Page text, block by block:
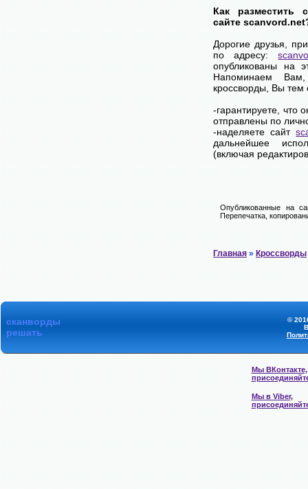
Как разместить
сайте
Дорогие друзья,
по адресу:
опубликованы на
Напоминаем
кроссворды, Вы
-гарантируете, что
отправлены по
-наделяете сайт
дальнейшее
(включая
Опубликованные на
Перепечатка,
Главная » Кроссворды
сканворды
решать
©
Мы ВКонтакте,
Мы в Viber,